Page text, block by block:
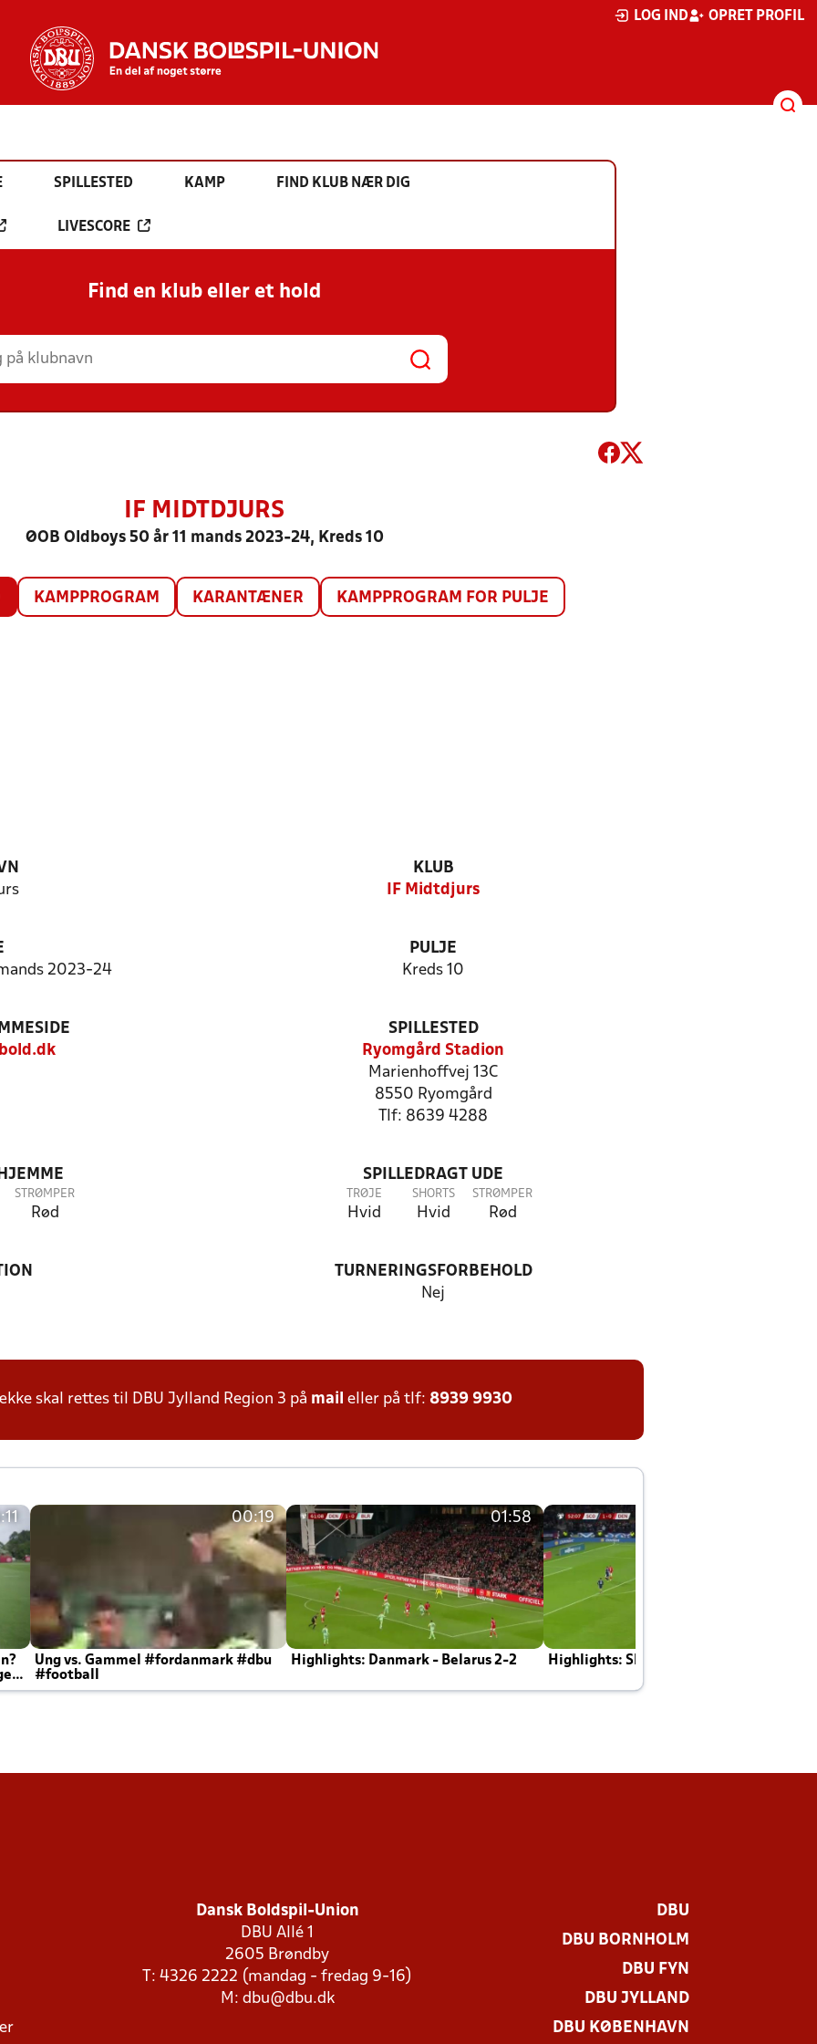
LOG IND OPRET PROFIL
SPILLESTED KAMP FIND KLUB NÆR DIG
LIVESCORE
Find en klub eller et hold
IF MIDTDJURS
ØOB Oldboys 50 år 11 mands 2023-24, Kreds 10
KAMPPROGRAM KARANTÆNER KAMPPROGRAM FOR PULJE
KLUB
IF Midtdjurs
2023-24
PULJE
Kreds 10
SPILLESTED
Ryomgård Stadion
Marienhoffvej 13C
8550 Ryomgård
Tlf: 8639 4288
STRØMPER
Rød
SPILLEDRAGT UDE
TRØJE
Hvid
SHORTS
Hvid
STRØMPER
Rød
TURNERINGSFORBEHOLD
Nej
skal rettes til DBU Jylland Region 3 på mail eller på tlf: 8939 9930
00:19
Ung vs. Gammel #fordanmark #dbu
#football
01:58
Highlights: Danmark - Belarus 2-2 Highlights: Skotland - Danmark 4-2
Dansk Boldspil-Union
DBU Allé 1
2605 Brøndby
T: 4326 2222 (mandag - fredag 9-16)
M: dbu@dbu.dk
DBU
DBU BORNHOLM
DBU FYN
DBU JYLLAND
DBU KØBENHAVN